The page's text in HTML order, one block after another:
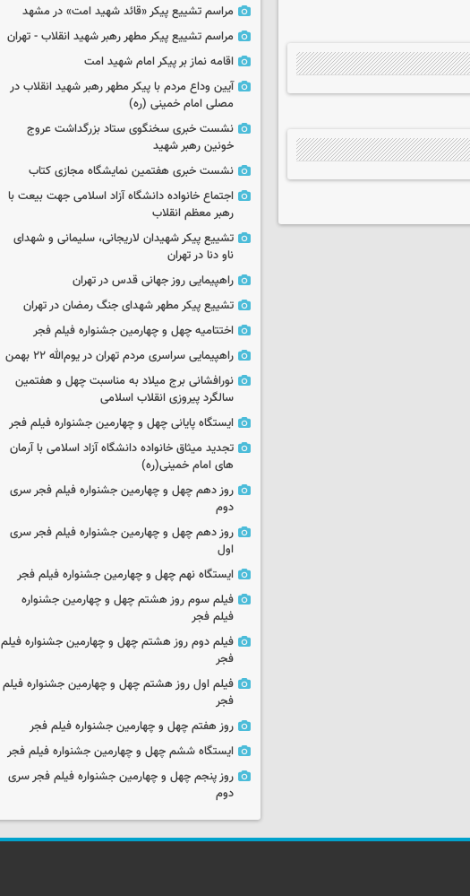
مراسم تشییع پیکر «قائد شهید امت» در مشهد
مراسم تشییع پیکر مطهر رهبر شهید انقلاب - تهران
اقامه نماز بر پیکر امام شهید امت
آیین وداع مردم با پیکر مطهر رهبر شهید انقلاب در
مصلی امام خمینی (ره)
نشست خبری سخنگوی ستاد بزرگداشت عروج
خونین رهبر شهید
نشست خبری هفتمین نمایشگاه مجازی کتاب
اجتماع خانواده دانشگاه آزاد اسلامی جهت بیعت با
رهبر معظم انقلاب
تشییع پیکر شهیدان لاریجانی، سلیمانی و شهدای
ناو دنا در تهران
راهپیمایی روز جهانی قدس در تهران
تشییع پیکر مطهر شهدای جنگ رمضان در تهران
اختتامیه چهل و چهارمین جشنواره فیلم فجر
راهپیمایی سراسری مردم تهران در یوم‌الله ۲۲ بهمن
نورافشانی برج میلاد به مناسبت چهل‌ و هفتمین
سالگرد پیروزی انقلاب اسلامی
ایستگاه پایانی چهل و چهارمین جشنواره فیلم فجر
تجدید میثاق خانواده دانشگاه آزاد اسلامی با آرمان
های امام خمینی(ره)
روز دهم چهل و چهارمین جشنواره فیلم فجر سری
دوم
روز دهم چهل و چهارمین جشنواره فیلم فجر سری
اول
ایستگاه نهم چهل و چهارمین جشنواره فیلم فجر
فیلم سوم روز هشتم چهل و چهارمین جشنواره
فیلم فجر
فیلم دوم روز هشتم چهل و چهارمین جشنواره فیلم
فجر
فیلم اول روز هشتم چهل و چهارمین جشنواره فیلم
فجر
روز هفتم چهل و چهارمین جشنواره فیلم فجر
ایستگاه ششم چهل و چهارمین جشنواره فیلم فجر
روز پنجم چهل و چهارمین جشنواره فیلم فجر سری
دوم